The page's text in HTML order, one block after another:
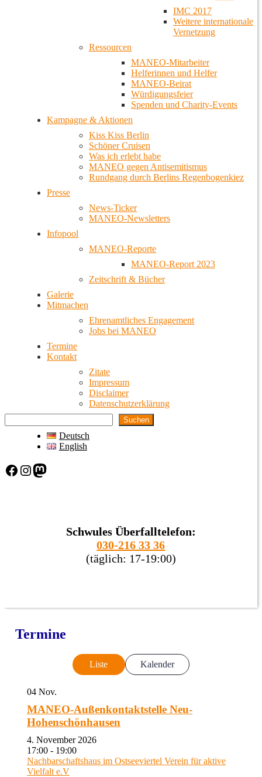
IMC 2017
Weitere internationale
Vernetzung
Ressourcen
MANEO-Mitarbeiter
Helferinnen und Helfer
MANEO-Beirat
Würdigungsfeier
Spenden und Charity-Events
Kampagne & Aktionen
Kiss Kiss Berlin
Schöner Cruisen
Was ich erlebt habe
MANEO gegen Antisemitismus
Rundgang durch Berlins Regenbogenkiez
Presse
News-Ticker
MANEO-Newsletters
Infopool
MANEO-Reporte
MANEO-Report 2023
Zeitschrift & Bücher
Galerie
Mitmachen
Ehrenamtliches Engagement
Jobs bei MANEO
Termine
Kontakt
Zitate
Impressum
Disclaimer
Datenschutzerklärung
Suchen
Deutsch
English
Facebook Instagram Mastodon
Schwules Überfalltelefon:
030-216 33 36
(täglich: 17-19:00)
Termine
Liste Kalender
04 Nov.
MANEO-Außenkontaktstelle Neu-
Hohenschönhausen
4. November 2026
17:00 - 19:00
Nachbarschaftshaus im Ostseeviertel Verein für aktive
Vielfalt e.V